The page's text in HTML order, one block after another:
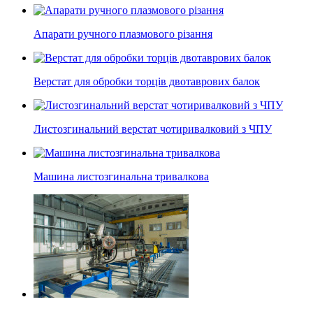
Апарати ручного плазмового різання
Верстат для обробки торців двотаврових балок
Листозгинальний верстат чотиривалковий з ЧПУ
Машина листозгинальна тривалкова